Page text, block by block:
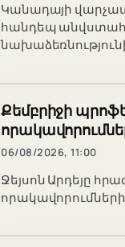
Կանադայի
հանդեպ
Քեմբրիջի
06/08/2026, 11:00
Ջեյսոն Արդեյը